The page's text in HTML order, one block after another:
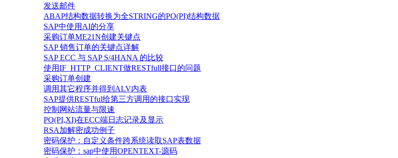
发送邮件
ABAP结构数据转换为全STRING的PO(PI)结构数据
SAP中使用AI的分享
采购订单ME21N创建关键点
SAP 销售订单的关键点详解
SAP ECC 与 SAP S/4HANA 的比较
使用IF_HTTP_CLIENT做RESTfull接口的问题
采购订单创建
调用其它程序并得到ALV内表
SAP提供RESTful给第三方调用的接口实现
控制网站流量与限速
PO(PI,XI)在ECC端日志记录及显示
RSA加解密成功例子
密码保护：自定义条件跨系统读取SAP表数据
密码保护：sap中使用OPENTEXT-源码